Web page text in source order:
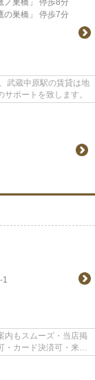
ノ巣橋」 停歩8分
の巣橋」 停歩7分
武蔵中原駅の賃貸は地
ポートを致します。
1
内もスムーズ・当店掲
・カード決済可・来店